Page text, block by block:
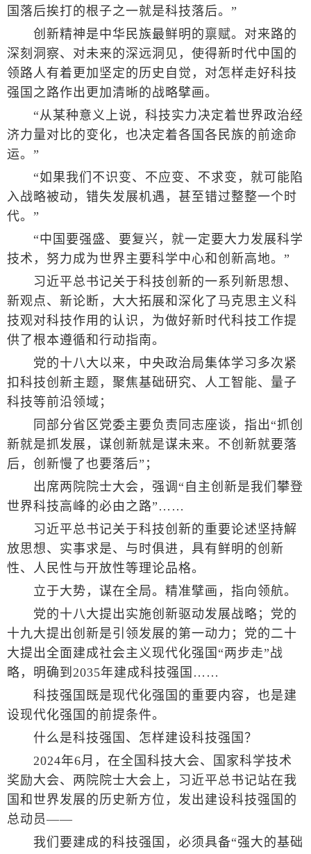
国落后挨打的根子之一就是科技落后。”
创新精神是中华民族最鲜明的禀赋。对来路的
深刻洞察、对未来的深远洞见，使得新时代中国的
领路人有着更加坚定的历史自觉，对怎样走好科技
强国之路作出更加清晰的战略擘画。
“从某种意义上说，科技实力决定着世界政治经
济力量对比的变化，也决定着各国各民族的前途命
运。”
“如果我们不识变、不应变、不求变，就可能陷
入战略被动，错失发展机遇，甚至错过整整一个时
代。”
“中国要强盛、要复兴，就一定要大力发展科学
技术，努力成为世界主要科学中心和创新高地。”
习近平总书记关于科技创新的一系列新思想、
新观点、新论断，大大拓展和深化了马克思主义科
技观对科技作用的认识，为做好新时代科技工作提
供了根本遵循和行动指南。
党的十八大以来，中央政治局集体学习多次紧
扣科技创新主题，聚焦基础研究、人工智能、量子
科技等前沿领域；
同部分省区党委主要负责同志座谈，指出“抓创
新就是抓发展，谋创新就是谋未来。不创新就要落
后，创新慢了也要落后”；
出席两院院士大会，强调“自主创新是我们攀登
世界科技高峰的必由之路”……
习近平总书记关于科技创新的重要论述坚持解
放思想、实事求是、与时俱进，具有鲜明的创新
性、人民性与开放性等理论品格。
立于大势，谋在全局。精准擘画，指向领航。
党的十八大提出实施创新驱动发展战略；党的
十九大提出创新是引领发展的第一动力；党的二十
大提出全面建成社会主义现代化强国“两步走”战
略，明确到2035年建成科技强国……
科技强国既是现代化强国的重要内容，也是建
设现代化强国的前提条件。
什么是科技强国、怎样建设科技强国？
2024年6月，在全国科技大会、国家科学技术
奖励大会、两院院士大会上，习近平总书记站在我
国和世界发展的历史新方位，发出建设科技强国的
总动员——
我们要建成的科技强国，必须具备“强大的基础